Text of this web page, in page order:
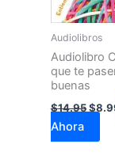
Audiolibros
Audiolibro
que te
buenas
$14.95 $
Ahora